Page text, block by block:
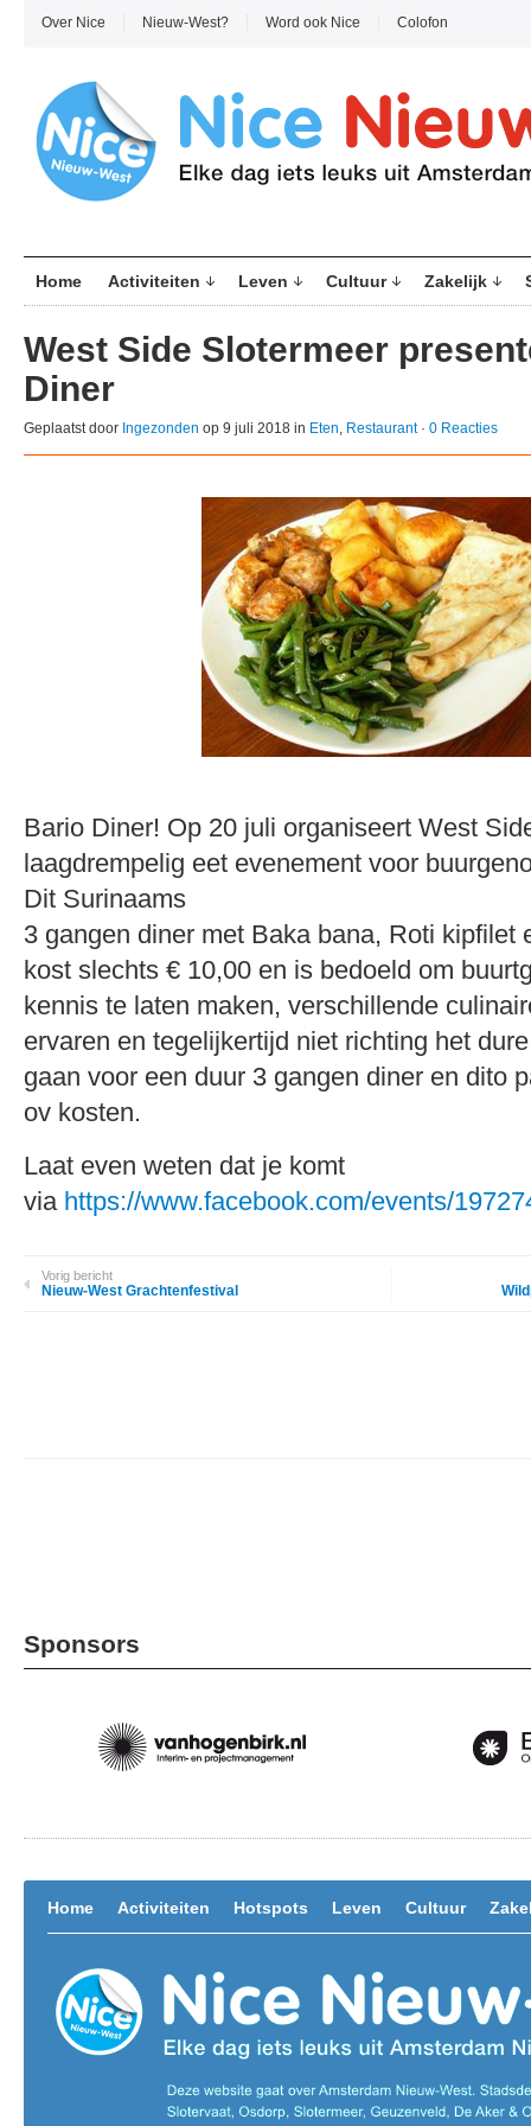
Over Nice Nieuw-West? Word ook Nice Colofon
Home Activiteiten Leven Cultuur Zakelijk
West Side Slotermeer
Diner
Geplaatst door Ingezonden op 9 juli 2018 in Eten, Restaurant· 0 Reacties
Bario Diner! Op 20 juli organiseert West
laagdrempelig eet evenement voor
Dit Surinaams
3 gangen diner met Baka bana, Roti kipfilet
kost slechts € 10,00 en is bedoeld om
kennis te laten maken, verschillende
ervaren en tegelijkertijd niet richting het
gaan voor een duur 3 gangen diner en dito
ov kosten.
Laat even weten dat je komt
via https://www.facebook.com/events/
Vorig bericht
Nieuw-West Grachtenfestival
Sponsors
Home Activiteiten Hotspots Leven Cultuur